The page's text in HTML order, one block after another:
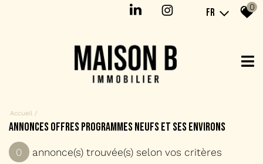
FR 0
Accueil
Annonces offres programmes neufs et ses environs
0 annonce(s) trouvée(s) selon vos critères